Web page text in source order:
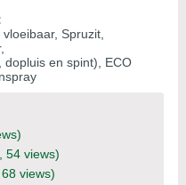
Spruzit,
dopluis en spint), ECO
54 views)
views)